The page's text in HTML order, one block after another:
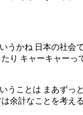
かね 日本の社
り キャーキャー
ことは まあずっ
余計なことを考え